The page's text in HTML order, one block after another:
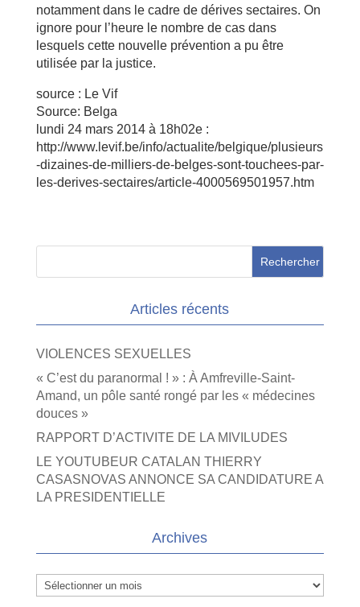
notamment dans le cadre de dérives sectaires. On
ignore pour l’heure le nombre de cas dans
lesquels cette nouvelle prévention a pu être
utilisée par la justice.
source : Le Vif
Source: Belga
lundi 24 mars 2014 à 18h02e :
http://www.levif.be/info/actualite/belgique/plusieurs
-dizaines-de-milliers-de-belges-sont-touchees-par-
les-derives-sectaires/article-4000569501957.htm
Articles récents
VIOLENCES SEXUELLES
« C’est du paranormal ! » : À Amfreville-Saint-
Amand, un pôle santé rongé par les « médecines
douces »
RAPPORT D’ACTIVITE DE LA MIVILUDES
LE YOUTUBEUR CATALAN THIERRY
CASASNOVAS ANNONCE SA CANDIDATURE A
LA PRESIDENTIELLE
Archives
Archives